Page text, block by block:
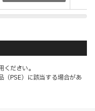
ださい。
PSE）に該当する場合があ